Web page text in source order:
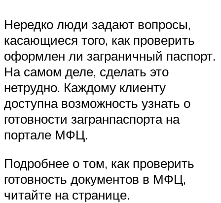
Нередко люди задают вопросы,
касающиеся того, как проверить
оформлен ли заграничный паспорт.
На самом деле, сделать это
нетрудно. Каждому клиенту
доступна возможность узнать о
готовности загранпаспорта на
портале МФЦ.
Подробнее о том, как проверить
готовность документов в МФЦ,
читайте на странице.